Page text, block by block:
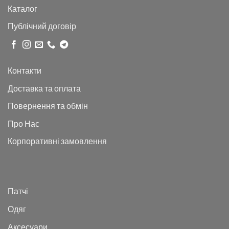
Каталог
Публічний договір
Контакти
Доставка та оплата
Повернення та обмін
Про Нас
Корпоративні замовлення
Патчі
Одяг
Аксесуари